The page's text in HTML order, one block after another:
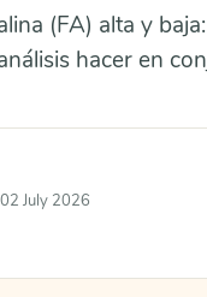
(FA) alta y
hacer en
02 July 2026